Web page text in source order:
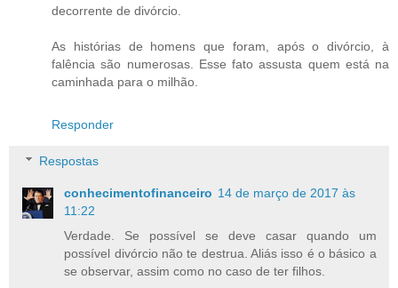
decorrente de divórcio.
As histórias de homens que foram, após o divórcio, à
falência são numerosas. Esse fato assusta quem está na
caminhada para o milhão.
Responder
Respostas
conhecimentofinanceiro 14 de março de 2017 às
11:22
Verdade. Se possível se deve casar quando um
possível divórcio não te destrua. Aliás isso é o básico a
se observar, assim como no caso de ter filhos.